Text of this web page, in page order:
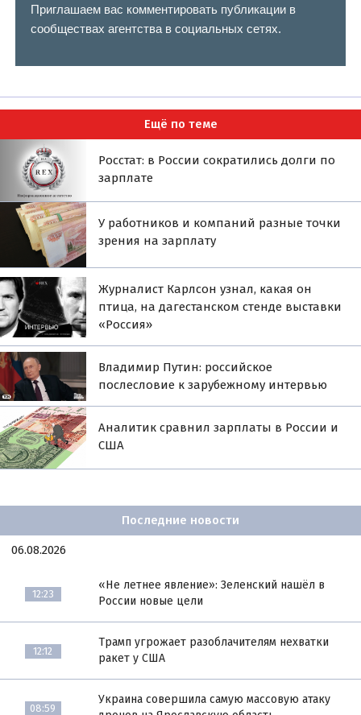
Приглашаем вас комментировать публикации в
сообществах агентства в социальных сетях.
Ещё по теме
Росстат: в России сократились долги по
зарплате
У работников и компаний разные точки
зрения на зарплату
Журналист Карлсон узнал, какая он
птица, на дагестанском стенде выставки
«Россия»
Владимир Путин: российское
послесловие к зарубежному интервью
Аналитик сравнил зарплаты в России и
США
Последние новости
06.08.2026
12:23
«Не летнее явление»: Зеленский нашёл в
России новые цели
12:12
Трамп угрожает разоблачителям нехватки
ракет у США
08:59
Украина совершила самую массовую атаку